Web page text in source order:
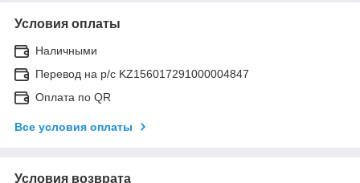
Условия оплаты
Наличными
Перевод на р/с KZ156017291000004847
Оплата по QR
Все условия оплаты
Условия возврата